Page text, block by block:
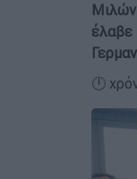
έλαβε
🕛